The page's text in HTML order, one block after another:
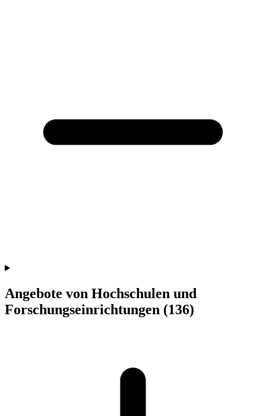
Angebote von Hochschulen und
Forschungseinrichtungen (136)